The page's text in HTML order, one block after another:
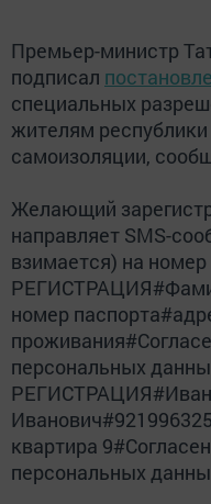
Премьер-министр
подписал
специальных
жителям
самоизоляции,
Желающий
направляет SMS-
взимается) на
номер
персональных
квартира
персональных